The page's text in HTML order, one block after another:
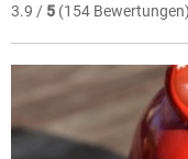
3.9 / 5 (154 Bewertungen)